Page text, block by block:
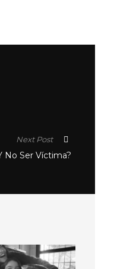
Next Post
No Ser Víctima?